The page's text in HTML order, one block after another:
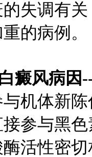
失调有
的病例。
癜风病因
机体新
参与黑
活性密